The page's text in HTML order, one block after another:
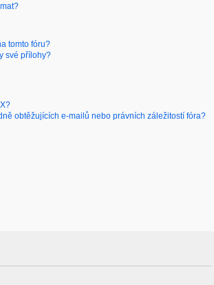
tomto fóru?
své přílohy?
obtěžujících e-mailů nebo právních záležitostí fóra?